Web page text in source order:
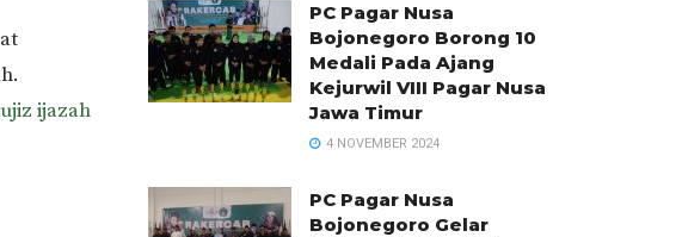
ijazah
PC Pagar Nusa
Bojonegoro Borong 10
Medali Pada Ajang
Kejurwil VIII Pagar Nusa
Jawa Timur
4 NOVEMBER 2024
PC Pagar Nusa
Bojonegoro Gelar